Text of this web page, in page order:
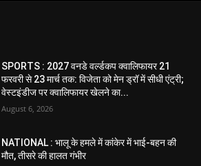
SPORTS : 2027 वनडे वर्ल्डकप क्वालिफायर 21
फरवरी से 23 मार्च तक: विजेता को मेन ड्रॉ में सीधी एंट्री;
वेस्टइंडीज पर क्वालिफायर खेलने का...
August 6, 2026
NATIONAL : भालू के हमले में कांकेर में भाई-बहन की
मौत, तीसरे की हालत गंभीर